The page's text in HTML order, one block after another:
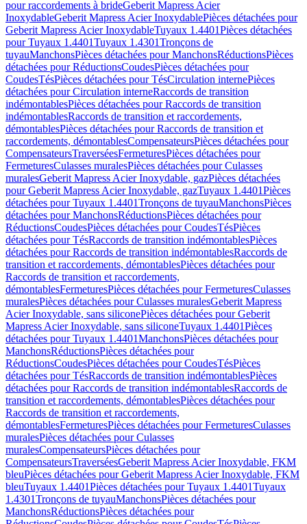
pour raccordements à brideGeberit Mapress Acier
InoxydableGeberit Mapress Acier InoxydablePièces détachées pour
Geberit Mapress Acier InoxydableTuyaux 1.4401Pièces détachées
pour Tuyaux 1.4401Tuyaux 1.4301Tronçons de
tuyauManchonsPièces détachées pour ManchonsRéductionsPièces
détachées pour RéductionsCoudesPièces détachées pour
CoudesTésPièces détachées pour TésCirculation internePièces
détachées pour Circulation interneRaccords de transition
indémontablesPièces détachées pour Raccords de transition
indémontablesRaccords de transition et raccordements,
démontablesPièces détachées pour Raccords de transition et
raccordements, démontablesCompensateursPièces détachées pour
CompensateursTraverséesFermeturesPièces détachées pour
FermeturesCulasses muralesPièces détachées pour Culasses
muralesGeberit Mapress Acier Inoxydable, gazPièces détachées
pour Geberit Mapress Acier Inoxydable, gazTuyaux 1.4401Pièces
détachées pour Tuyaux 1.4401Tronçons de tuyauManchonsPièces
détachées pour ManchonsRéductionsPièces détachées pour
RéductionsCoudesPièces détachées pour CoudesTésPièces
détachées pour TésRaccords de transition indémontablesPièces
détachées pour Raccords de transition indémontablesRaccords de
transition et raccordements, démontablesPièces détachées pour
Raccords de transition et raccordements,
démontablesFermeturesPièces détachées pour FermeturesCulasses
muralesPièces détachées pour Culasses muralesGeberit Mapress
Acier Inoxydable, sans siliconePièces détachées pour Geberit
Mapress Acier Inoxydable, sans siliconeTuyaux 1.4401Pièces
détachées pour Tuyaux 1.4401ManchonsPièces détachées pour
ManchonsRéductionsPièces détachées pour
RéductionsCoudesPièces détachées pour CoudesTésPièces
détachées pour TésRaccords de transition indémontablesPièces
détachées pour Raccords de transition indémontablesRaccords de
transition et raccordements, démontablesPièces détachées pour
Raccords de transition et raccordements,
démontablesFermeturesPièces détachées pour FermeturesCulasses
muralesPièces détachées pour Culasses
muralesCompensateursPièces détachées pour
CompensateursTraverséesGeberit Mapress Acier Inoxydable, FKM
bleuPièces détachées pour Geberit Mapress Acier Inoxydable, FKM
bleuTuyaux 1.4401Pièces détachées pour Tuyaux 1.4401Tuyaux
1.4301Tronçons de tuyauManchonsPièces détachées pour
ManchonsRéductionsPièces détachées pour